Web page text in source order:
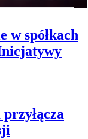
w spółkach